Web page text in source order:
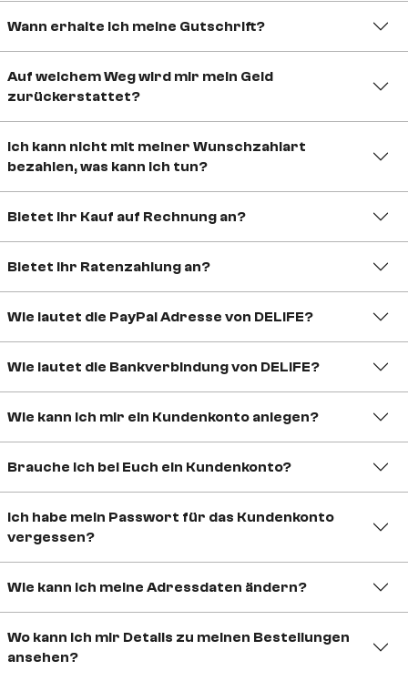
Wann erhalte ich meine Gutschrift?
Auf welchem Weg wird mir mein Geld
zurückerstattet?
Ich kann nicht mit meiner Wunschzahlart
bezahlen, was kann ich tun?
Bietet ihr Kauf auf Rechnung an?
Bietet ihr Ratenzahlung an?
Wie lautet die PayPal Adresse von DELIFE?
Wie lautet die Bankverbindung von DELIFE?
Wie kann ich mir ein Kundenkonto anlegen?
Brauche ich bei Euch ein Kundenkonto?
Ich habe mein Passwort für das Kundenkonto
vergessen?
Wie kann ich meine Adressdaten ändern?
Wo kann ich mir Details zu meinen Bestellungen
ansehen?